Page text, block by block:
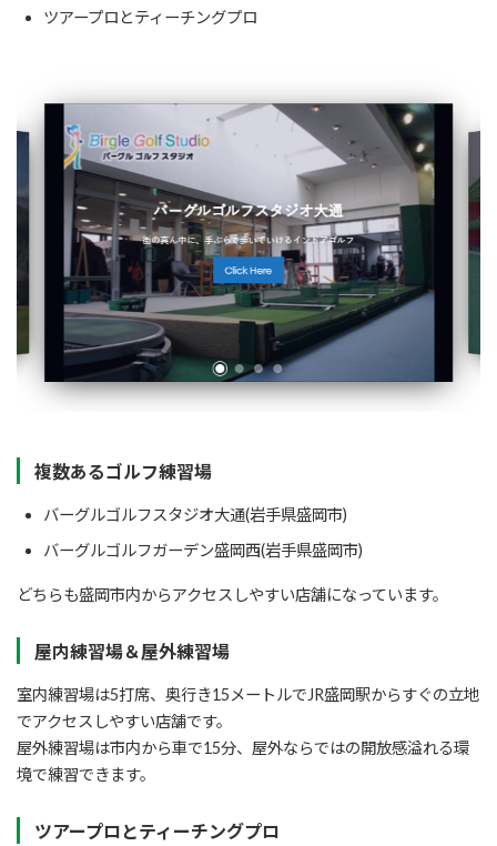
ツアープロとティーチングプロ
複数あるゴルフ練習場
バーグルゴルフスタジオ大通(岩手県盛岡市)
バーグルゴルフガーデン盛岡西(岩手県盛岡市)
どちらも盛岡市内からアクセスしやすい店舗になっています。
屋内練習場＆屋外練習場
室内練習場は5打席、奥行き15メートルでJR盛岡駅からすぐの立地
でアクセスしやすい店舗です。
屋外練習場は市内から車で15分、屋外ならではの開放感溢れる環
境で練習できます。
ツアープロとティーチングプロ